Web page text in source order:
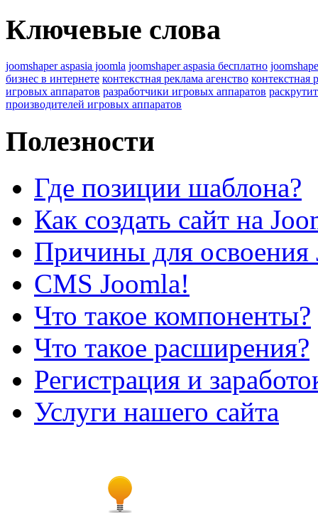
Ключевые слова
joomshaper aspasia joomla joomshaper aspasia бесплатно
бизнес в интернете контекстная реклама агенство контекстная
игровых аппаратов разработчики игровых аппаратов
производителей игровых аппаратов
Полезности
Где позиции шаблона?
Как создать сайт на
Причины для освоения
CMS Joomla!
Что такое компоненты?
Что такое расширения?
Регистрация и
Услуги нашего сайта